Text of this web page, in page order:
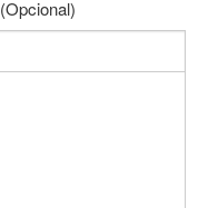
(Opcional)